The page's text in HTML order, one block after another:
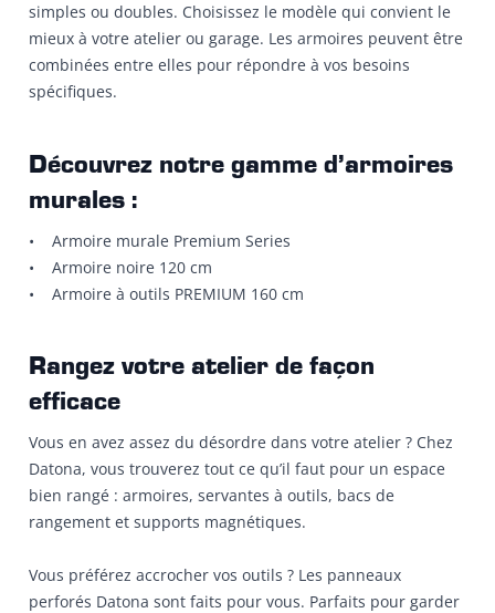
simples ou doubles. Choisissez le modèle qui convient le
mieux à votre atelier ou garage. Les armoires peuvent être
combinées entre elles pour répondre à vos besoins
spécifiques.
Découvrez notre gamme d’armoires
murales :
• Armoire murale Premium Series
• Armoire noire 120 cm
• Armoire à outils PREMIUM 160 cm
Rangez votre atelier de façon
efficace
Vous en avez assez du désordre dans votre atelier ? Chez
Datona, vous trouverez tout ce qu’il faut pour un espace
bien rangé : armoires, servantes à outils, bacs de
rangement et supports magnétiques.
Vous préférez accrocher vos outils ? Les panneaux
perforés Datona sont faits pour vous. Parfaits pour garder